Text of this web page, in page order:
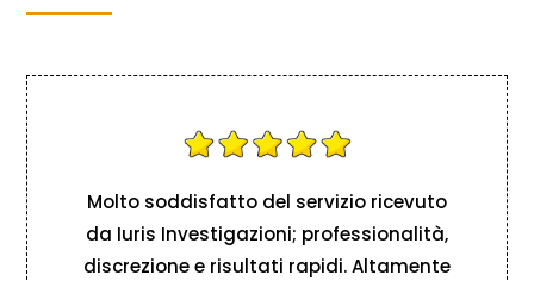
Molto soddisfatto del servizio ricevuto
da Iuris Investigazioni; professionalità,
discrezione e risultati rapidi. Altamente